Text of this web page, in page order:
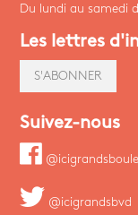
Du lundi au samedi
Les lettres
S'ABONNER
Suivez-nous
@icigrandsbvd